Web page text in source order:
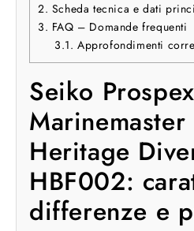
2. Scheda tecnica e dati
3. FAQ – Domande frequenti
3.1. Approfondimenti
Seiko Prospex
Heritage
HBF002:
differenze e